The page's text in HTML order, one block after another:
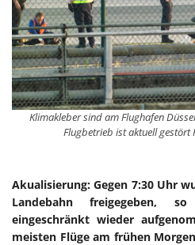
Klimakleber sind am Flughafen
Flugbetrieb ist aktuell gestört
Akualisierung: Gegen 7:30 Uhr
Landebahn freigegeben,
eingeschränkt wieder
meisten Flüge am frühen